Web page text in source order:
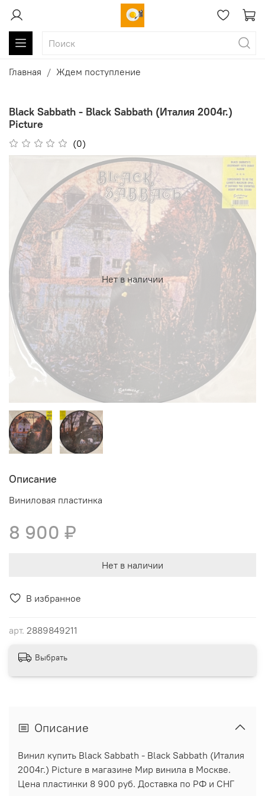
Главная Ждем поступление
Black Sabbath - Black Sabbath (Италия 2004г.)
Picture
(0)
В избранное
арт. 2889849211
Нет в наличии
Описание
Виниловая пластинка
8 900 ₽
Нет в наличии
Выбрать
Описание
Винил купить Black Sabbath - Black Sabbath (Италия
2004г.) Picture в магазине Мир винила в Москве.
Цена пластинки 8 900 руб. Доставка по РФ и СНГ